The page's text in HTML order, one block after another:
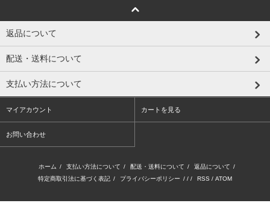
返品について
配送・送料について
支払い方法について
マイアカウント カートを見る
お問い合わせ
ホーム / 支払い方法について / 配送・送料について / 返品について /
特定商取引法に基づく表記 / プライバシーポリシー / / / RSS / ATOM